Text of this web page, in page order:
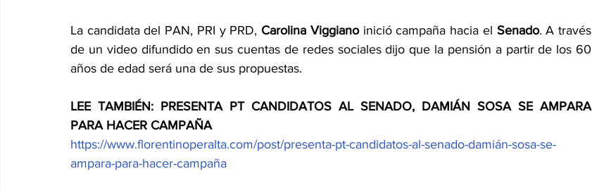
La candidata del PAN, PRI y PRD, Carolina Viggiano inició campaña hacia el Senado. A través
de un video difundido en sus cuentas de redes sociales dijo que la pensión a partir de los 60
años de edad será una de sus propuestas.
LEE TAMBIÉN: PRESENTA PT CANDIDATOS AL SENADO, DAMIÁN SOSA SE AMPARA
PARA HACER CAMPAÑA
https://www.florentinoperalta.com/post/presenta-pt-candidatos-al-senado-damián-sosa-se-
ampara-para-hacer-campaña